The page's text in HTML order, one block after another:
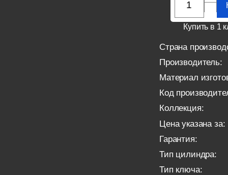
Купить в 1
Страна
Производитель:
Материал
Код
Коллекция:
Цена указана за:
Гарантия:
Тип цилиндра:
Тип ключа: